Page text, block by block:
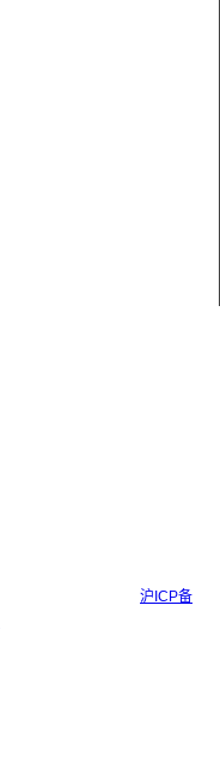
沪ICP备